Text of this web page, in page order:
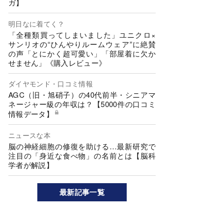
ガ】
明日なに着てく？
「全種類買ってしまいました」ユニクロ×
サンリオの“ひんやりルームウェア”に絶賛
の声「とにかく超可愛い」「部屋着に欠か
せません」《購入レビュー》
ダイヤモンド・口コミ情報
AGC（旧・旭硝子）の40代前半・シニアマ
ネージャー級の年収は？【5000件の口コミ
情報データ】
ニュースな本
脳の神経細胞の修復を助ける…最新研究で
注目の「身近な食べ物」の名前とは【脳科
学者が解説】
最新記事一覧